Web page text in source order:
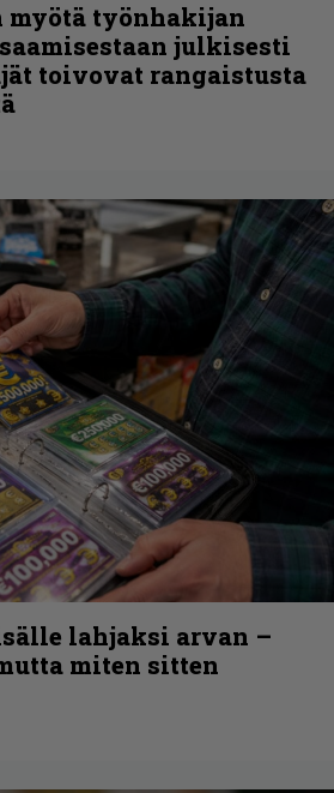
myötä työnhakijan
julkisesti
toivovat rangaistusta
lahjaksi arvan –
miten sitten